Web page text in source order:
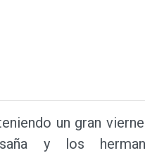
un gran
y los